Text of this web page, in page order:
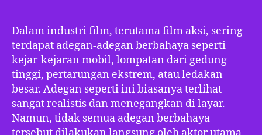
Dalam industri film, terutama film aksi, sering
terdapat adegan-adegan berbahaya seperti
kejar-kejaran mobil, lompatan dari gedung
tinggi, pertarungan ekstrem, atau ledakan
besar. Adegan seperti ini biasanya terlihat
sangat realistis dan menegangkan di layar.
Namun, tidak semua adegan berbahaya